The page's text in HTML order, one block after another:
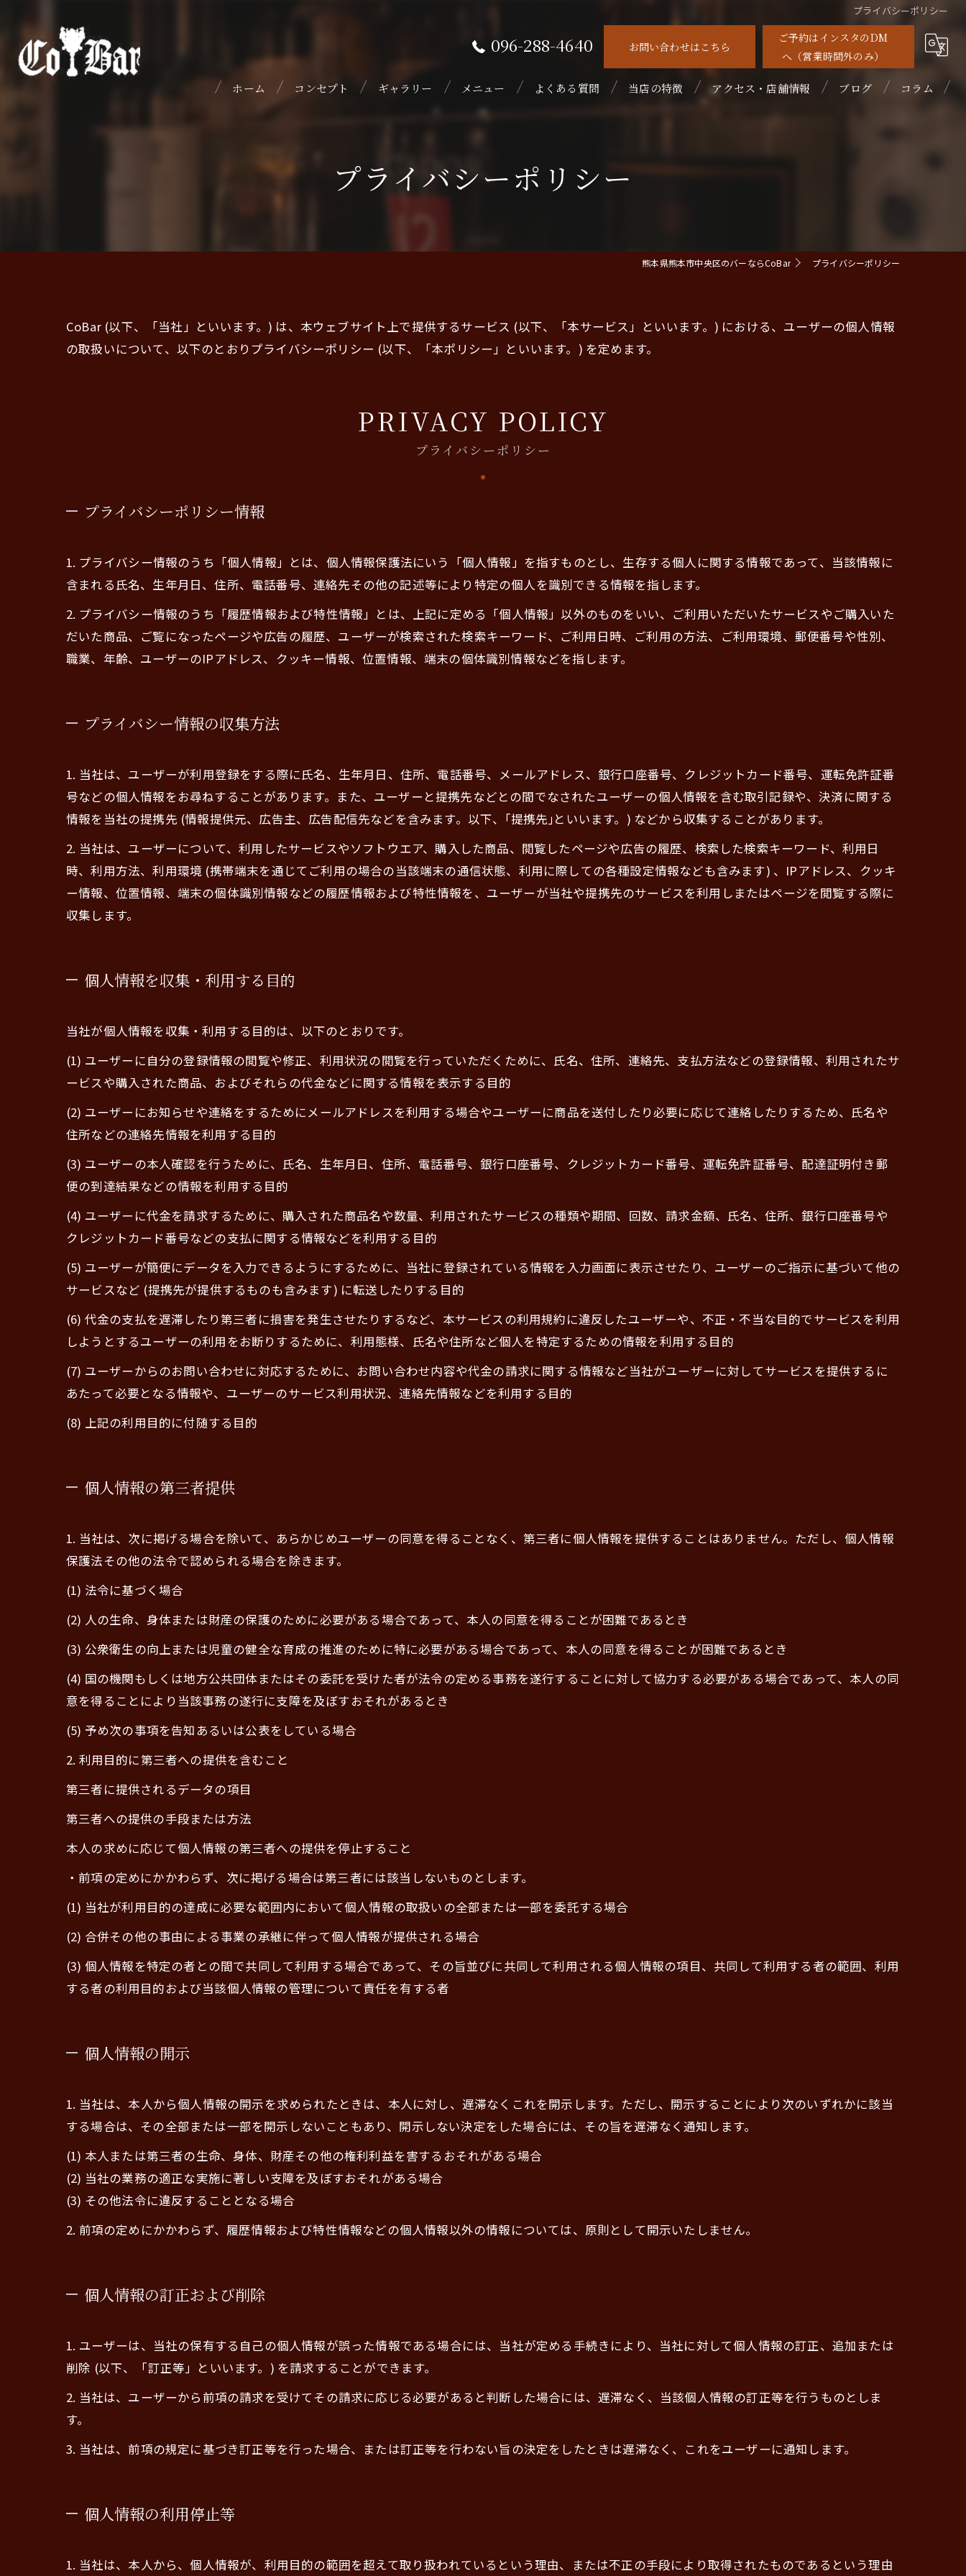
プライバシーポリシー
096-288-4640 お問い合わせはこちら
ご予約はインスタのDM
へ（営業時間外のみ）
ホーム コンセプト ギャラリー メニュー よくある質問 当店の特徴
ウイスキー
アクセス・店舗情報 ブログ コラム
プライバシーポリシー
熊本県熊本市中央区のバーならCoBar プライバシーポリシー
CoBar (以下、「当社」といいます。) は、本ウェブサイト上で提供するサービス (以下、「本サービス」といいます。) における、ユーザーの個人情報
の取扱いについて、以下のとおりプライバシーポリシー (以下、「本ポリシー」といいます。) を定めます。
プライバシーポリシー
PRIVACY POLICY
プライバシーポリシー情報
1. プライバシー情報のうち「個人情報」とは、個人情報保護法にいう「個人情報」を指すものとし、生存する個人に関する情報であって、当該情報に
含まれる氏名、生年月日、住所、電話番号、連絡先その他の記述等により特定の個人を識別できる情報を指します。
2. プライバシー情報のうち「履歴情報および特性情報」とは、上記に定める「個人情報」以外のものをいい、ご利用いただいたサービスやご購入いた
だいた商品、ご覧になったページや広告の履歴、ユーザーが検索された検索キーワード、ご利用日時、ご利用の方法、ご利用環境、郵便番号や性別、
職業、年齢、ユーザーのIPアドレス、クッキー情報、位置情報、端末の個体識別情報などを指します。
プライバシー情報の収集方法
1. 当社は、ユーザーが利用登録をする際に氏名、生年月日、住所、電話番号、メールアドレス、銀行口座番号、クレジットカード番号、運転免許証番
号などの個人情報をお尋ねすることがあります。また、ユーザーと提携先などとの間でなされたユーザーの個人情報を含む取引記録や、決済に関する
情報を当社の提携先 (情報提供元、広告主、広告配信先などを含みます。以下、｢提携先｣といいます。) などから収集することがあります。
2. 当社は、ユーザーについて、利用したサービスやソフトウエア、購入した商品、閲覧したページや広告の履歴、検索した検索キーワード、利用日
時、利用方法、利用環境 (携帯端末を通じてご利用の場合の当該端末の通信状態、利用に際しての各種設定情報なども含みます) 、IPアドレス、クッキ
ー情報、位置情報、端末の個体識別情報などの履歴情報および特性情報を、ユーザーが当社や提携先のサービスを利用しまたはページを閲覧する際に
収集します。
個人情報を収集・利用する目的
当社が個人情報を収集・利用する目的は、以下のとおりです。
(1) ユーザーに自分の登録情報の閲覧や修正、利用状況の閲覧を行っていただくために、氏名、住所、連絡先、支払方法などの登録情報、利用されたサ
ービスや購入された商品、およびそれらの代金などに関する情報を表示する目的
(2) ユーザーにお知らせや連絡をするためにメールアドレスを利用する場合やユーザーに商品を送付したり必要に応じて連絡したりするため、氏名や
住所などの連絡先情報を利用する目的
(3) ユーザーの本人確認を行うために、氏名、生年月日、住所、電話番号、銀行口座番号、クレジットカード番号、運転免許証番号、配達証明付き郵
便の到達結果などの情報を利用する目的
(4) ユーザーに代金を請求するために、購入された商品名や数量、利用されたサービスの種類や期間、回数、請求金額、氏名、住所、銀行口座番号や
クレジットカード番号などの支払に関する情報などを利用する目的
(5) ユーザーが簡便にデータを入力できるようにするために、当社に登録されている情報を入力画面に表示させたり、ユーザーのご指示に基づいて他の
サービスなど (提携先が提供するものも含みます) に転送したりする目的
(6) 代金の支払を遅滞したり第三者に損害を発生させたりするなど、本サービスの利用規約に違反したユーザーや、不正・不当な目的でサービスを利用
しようとするユーザーの利用をお断りするために、利用態様、氏名や住所など個人を特定するための情報を利用する目的
(7) ユーザーからのお問い合わせに対応するために、お問い合わせ内容や代金の請求に関する情報など当社がユーザーに対してサービスを提供するに
あたって必要となる情報や、ユーザーのサービス利用状況、連絡先情報などを利用する目的
(8) 上記の利用目的に付随する目的
個人情報の第三者提供
1. 当社は、次に掲げる場合を除いて、あらかじめユーザーの同意を得ることなく、第三者に個人情報を提供することはありません。ただし、個人情報
保護法その他の法令で認められる場合を除きます。
(1) 法令に基づく場合
(2) 人の生命、身体または財産の保護のために必要がある場合であって、本人の同意を得ることが困難であるとき
(3) 公衆衛生の向上または児童の健全な育成の推進のために特に必要がある場合であって、本人の同意を得ることが困難であるとき
(4) 国の機関もしくは地方公共団体またはその委託を受けた者が法令の定める事務を遂行することに対して協力する必要がある場合であって、本人の同
意を得ることにより当該事務の遂行に支障を及ぼすおそれがあるとき
(5) 予め次の事項を告知あるいは公表をしている場合
2. 利用目的に第三者への提供を含むこと
第三者に提供されるデータの項目
第三者への提供の手段または方法
本人の求めに応じて個人情報の第三者への提供を停止すること
・前項の定めにかかわらず、次に掲げる場合は第三者には該当しないものとします。
(1) 当社が利用目的の達成に必要な範囲内において個人情報の取扱いの全部または一部を委託する場合
(2) 合併その他の事由による事業の承継に伴って個人情報が提供される場合
(3) 個人情報を特定の者との間で共同して利用する場合であって、その旨並びに共同して利用される個人情報の項目、共同して利用する者の範囲、利用
する者の利用目的および当該個人情報の管理について責任を有する者
個人情報の開示
1. 当社は、本人から個人情報の開示を求められたときは、本人に対し、遅滞なくこれを開示します。ただし、開示することにより次のいずれかに該当
する場合は、その全部または一部を開示しないこともあり、開示しない決定をした場合には、その旨を遅滞なく通知します。
(1) 本人または第三者の生命、身体、財産その他の権利利益を害するおそれがある場合
(2) 当社の業務の適正な実施に著しい支障を及ぼすおそれがある場合
(3) その他法令に違反することとなる場合
2. 前項の定めにかかわらず、履歴情報および特性情報などの個人情報以外の情報については、原則として開示いたしません。
個人情報の訂正および削除
1. ユーザーは、当社の保有する自己の個人情報が誤った情報である場合には、当社が定める手続きにより、当社に対して個人情報の訂正、追加または
削除 (以下、「訂正等」といいます。) を請求することができます。
2. 当社は、ユーザーから前項の請求を受けてその請求に応じる必要があると判断した場合には、遅滞なく、当該個人情報の訂正等を行うものとしま
す。
3. 当社は、前項の規定に基づき訂正等を行った場合、または訂正等を行わない旨の決定をしたときは遅滞なく、これをユーザーに通知します。
個人情報の利用停止等
1. 当社は、本人から、個人情報が、利用目的の範囲を超えて取り扱われているという理由、または不正の手段により取得されたものであるという理由